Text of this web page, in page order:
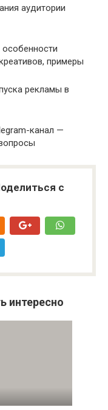
аудитории
примеры
рекламы в
канал —
с
интересно